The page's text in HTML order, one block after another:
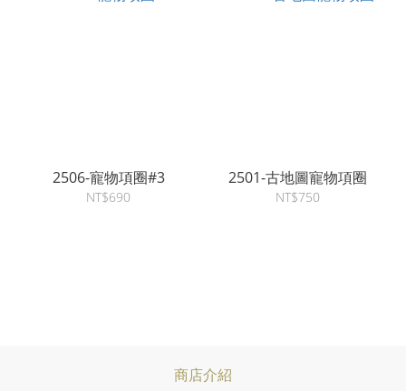
2506-寵物項圈#3
NT$690
2501-古地圖寵物項圈
NT$750
商店介紹